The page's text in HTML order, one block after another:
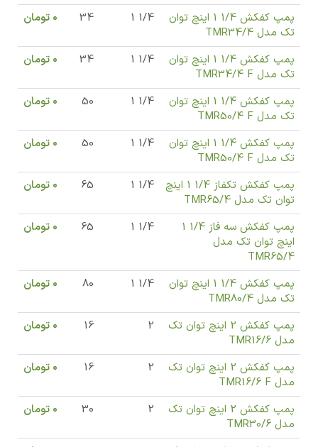
پمپ کفکش 1/4 1 اینچ توان
تک مدل TMR34/4
1/4 1
34
0 تومان
پمپ کفکش 1/4 1 اینچ توان
تک مدل TMR34/4 F
1/4 1
34
0 تومان
پمپ کفکش 1/4 1 اینچ توان
تک مدل TMR50/4 F
1/4 1
50
0 تومان
پمپ کفکش 1/4 1 اینچ توان
تک مدل TMR50/4 F
1/4 1
50
0 تومان
پمپ کفکش تکفاز 1/4 1 اینچ
توان تک مدل TMR65/4
1/4 1
65
0 تومان
پمپ کفکش سه فاز 1/4 1
اینچ توان تک مدل
TMR65/4
1/4 1
65
0 تومان
پمپ کفکش 1/4 1 اینچ توان
تک مدل TMR80/4
1/4 1
80
0 تومان
پمپ کفکش 2 اینچ توان تک
مدل TMR16/6
2
16
0 تومان
پمپ کفکش 2 اینچ توان تک
مدل TMR16/6 F
2
16
0 تومان
پمپ کفکش 2 اینچ توان تک
مدل TMR30/6
2
30
0 تومان